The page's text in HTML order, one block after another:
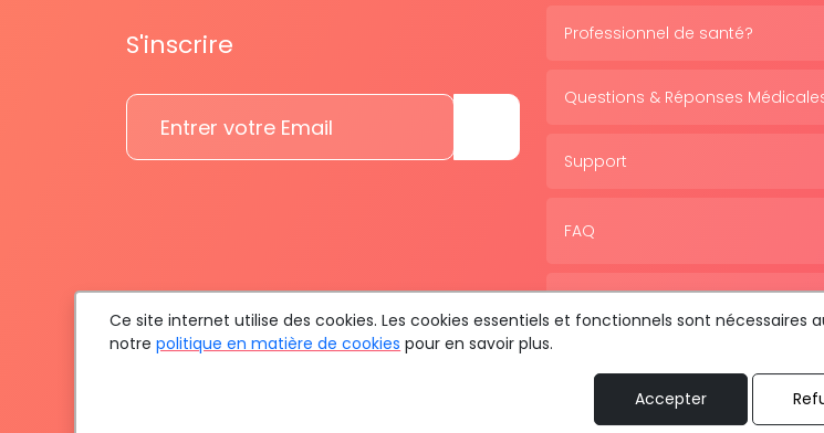
S'inscrire Professionnel de santé?
Questions & Réponses
Support
FAQ
Tous les droits sont réservés © 2026 RDV
Ce site internet utilise des cookies. Les cookies essentiels et fonctionnels sont
notrepolitique en matière de cookies pour en savoir plus.
Accepter